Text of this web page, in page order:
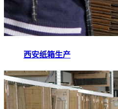
西安纸箱生产